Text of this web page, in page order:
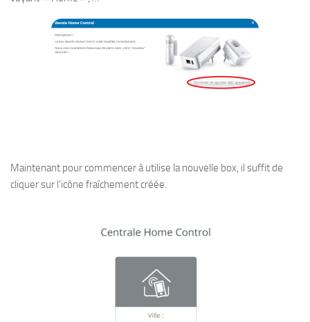
Maintenant pour commencer à utilise la nouvelle box, il suffit de
cliquer sur l’icône fraîchement créée.